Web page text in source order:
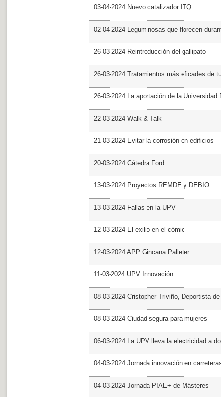
03-04-2024 Nuevo catalizador ITQ
02-04-2024 Leguminosas que florecen
26-03-2024 Reintroducción del gallipato
26-03-2024 Tratamientos más eficades de
26-03-2024 La aportación de la Universidad
22-03-2024 Walk & Talk
21-03-2024 Evitar la corrosión en edificios
20-03-2024 Cátedra Ford
13-03-2024 Proyectos REMDE y DEBIO
13-03-2024 Fallas en la UPV
12-03-2024 El exilio en el cómic
12-03-2024 APP Gincana Palleter
11-03-2024 UPV Innovación
08-03-2024 Cristopher Triviño, Deportista
08-03-2024 Ciudad segura para mujeres
06-03-2024 La UPV lleva la electricidad a
04-03-2024 Jornada innovación en
04-03-2024 Jornada PIAE+ de Másteres